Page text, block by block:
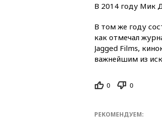
В 2014 году Мик
В том же году
как отмечал
Jagged Films,
важнейшим из
0 0
РЕКОМЕНДУЕМ: